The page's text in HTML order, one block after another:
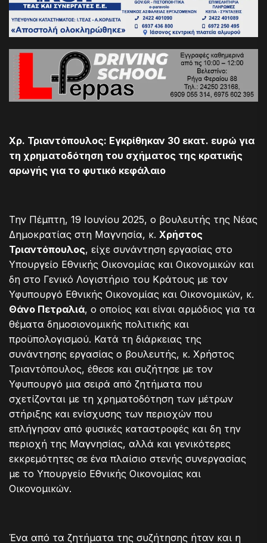
Χρ. Τριαντόπουλος: Εγκρίθηκαν 30 εκατ. ευρώ για
τη χρηματοδότηση του σχήματος της κρατικής
αρωγής για το φυτικό κεφάλαιο
Την Πέμπτη, 19 Ιουνίου 2025, ο βουλευτής της Νέας
Δημοκρατίας στη Μαγνησία, κ. Χρήστος
Τριαντόπουλος, είχε συνάντηση εργασίας στο
Υπουργείο Εθνικής Οικονομίας και Οικονομικών και
δη στο Γενικό Λογιστήριο του Κράτους με τον
Υφυπουργό Εθνικής Οικονομίας και Οικονομικών, κ.
Θάνο Πετραλιά, ο οποίος και είναι αρμόδιος για τα
θέματα δημοσιονομικής πολιτικής και
προϋπολογισμού. Κατά τη διάρκειας της
συνάντησης εργασίας ο βουλευτής, κ. Χρήστος
Τριαντόπουλος, έθεσε και συζήτησε με τον
Υφυπουργό μια σειρά από ζητήματα που
σχετίζονται με τη χρηματοδότηση των μέτρων
στήριξης και ενίσχυσης των περιοχών που
επλήγησαν από φυσικές καταστροφές και δη την
περιοχή της Μαγνησίας, αλλά και γενικότερες
εκκρεμότητες σε ένα πλαίσιο στενής συνεργασίας
με το Υπουργείο Εθνικής Οικονομίας και
Οικονομικών.
Ένα από τα ζητήματα της συζήτησης ήταν και η